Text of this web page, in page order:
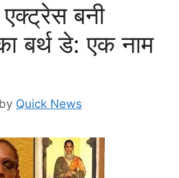
बनी
बर्थ डे: एक नाम
by Quick News